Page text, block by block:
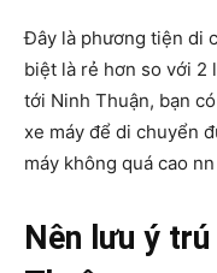
Đây là phương tiện di
biệt là rẻ hơn so với 2
tới Ninh Thuận, bạn
xe máy để di chuyển
máy không quá cao
Nên lưu ý